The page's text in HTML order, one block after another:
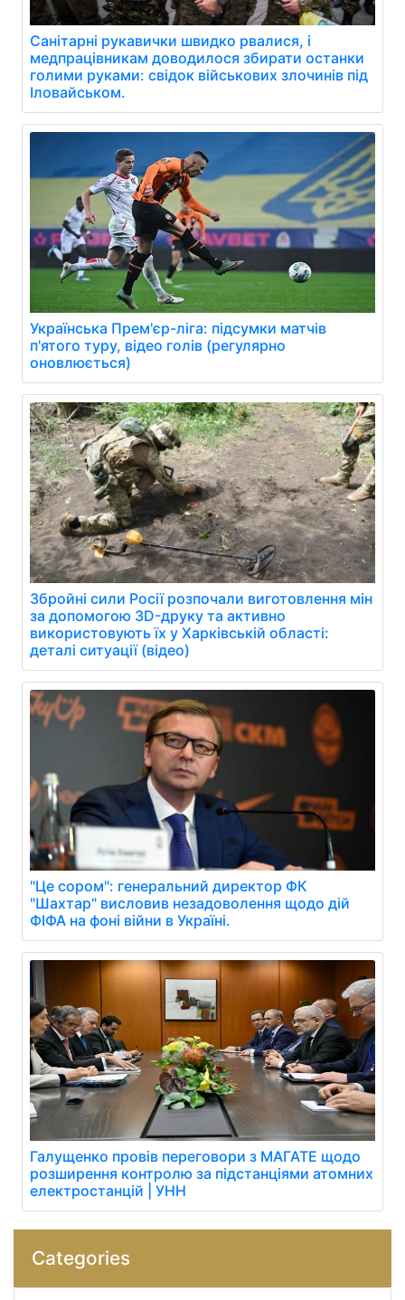
Санітарні рукавички швидко рвалися, і
медпрацівникам доводилося збирати останки
голими руками: свідок військових злочинів під
Іловайськом.
Українська Прем'єр-ліга: підсумки матчів
п'ятого туру, відео голів (регулярно
оновлюється)
Збройні сили Росії розпочали виготовлення мін
за допомогою 3D-друку та активно
використовують їх у Харківській області:
деталі ситуації (відео)
"Це сором": генеральний директор ФК
"Шахтар" висловив незадоволення щодо дій
ФІФА на фоні війни в Україні.
Галущенко провів переговори з МАГАТЕ щодо
розширення контролю за підстанціями атомних
електростанцій | УНН
Categories